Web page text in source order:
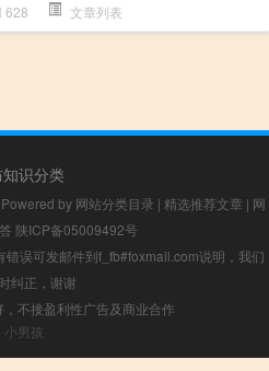
628 文章列表
识分类
Powered by 网站分类目录 | 精选推荐文章 | 网
陕ICP备05009492号
误可发邮件到f_fb#foxmail.com说明，我们
纠正，谢谢
不接盈利性广告及商业合作
小男孩